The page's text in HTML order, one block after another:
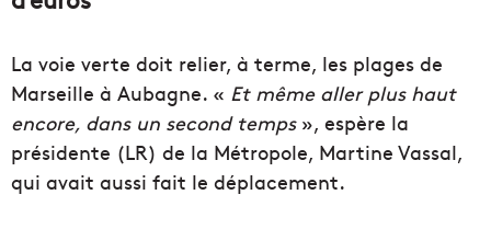
La voie verte doit relier, à terme, les plages de
Marseille à Aubagne. « Et même aller plus haut
encore, dans un second temps», espère la
présidente (LR) de la Métropole, Martine Vassal,
qui avait aussi fait le déplacement.